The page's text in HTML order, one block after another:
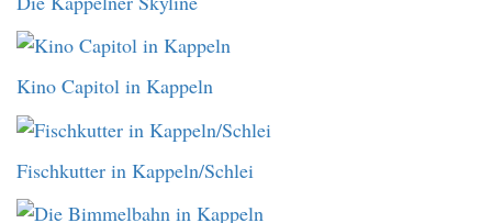
Kino Capitol in Kappeln
Fischkutter in Kappeln/Schlei